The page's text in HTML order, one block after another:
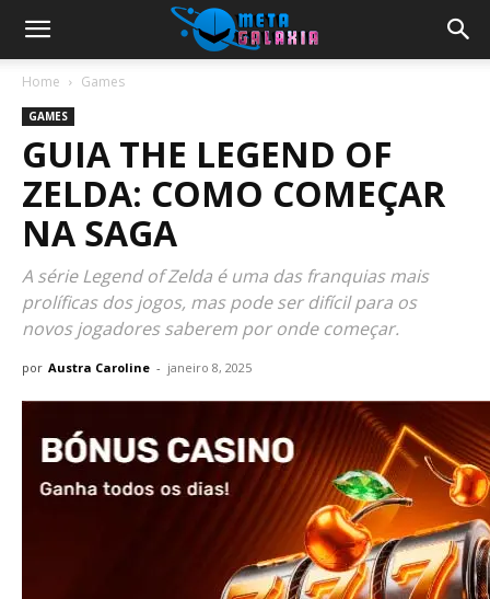
Home Games
GAMES
GUIA THE LEGEND OF
ZELDA: COMO COMEÇAR
NA SAGA
A série Legend of Zelda é uma das franquias mais
prolíficas dos jogos, mas pode ser difícil para os
novos jogadores saberem por onde começar.
por Austra Caroline - janeiro 8, 2025